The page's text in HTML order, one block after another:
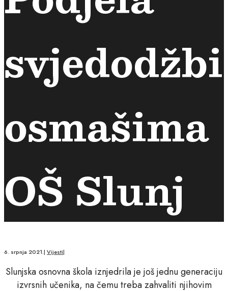
svjedodžbi
osmašima
OŠ Slunj
6. srpnja 2021.| Vijesti|
Slunjska osnovna škola iznjedrila je još jednu generaciju
izvrsnih učenika, na čemu treba zahvaliti njihovim